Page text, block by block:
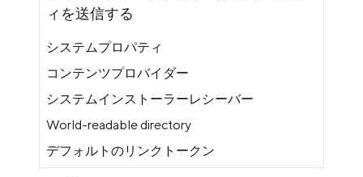
ィを送信する
システムプロパティ
コンテンツプロバイダー
システムインストーラーレシーバー
World-readable directory
デフォルトのリンクトークン